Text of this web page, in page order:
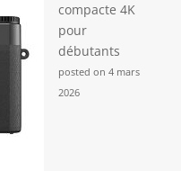
compacte 4K
pour
débutants
posted on 4 mars
2026